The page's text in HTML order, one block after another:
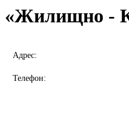
«Жилищно -
Адрес:
Телефон: